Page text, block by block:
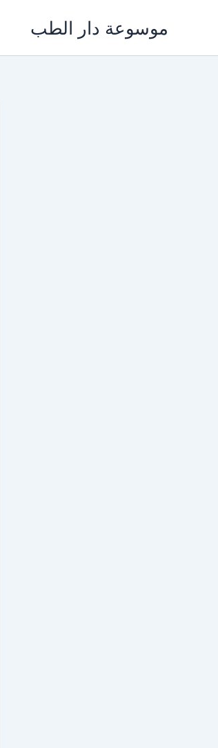
موسوعة دار الطب